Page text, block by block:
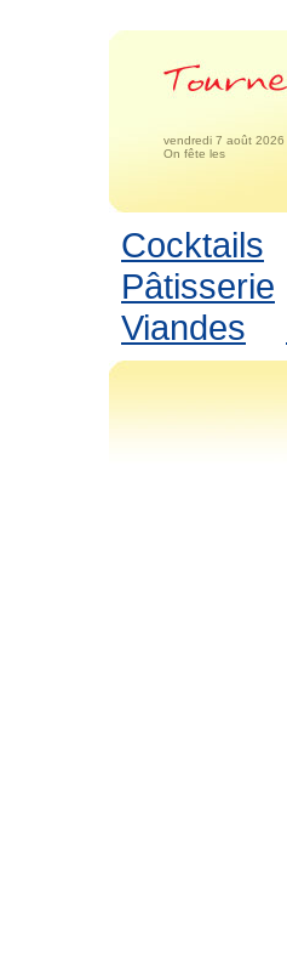
vendredi 7 août 2026
On fête les
Cocktails
Pâtisserie
Viandes